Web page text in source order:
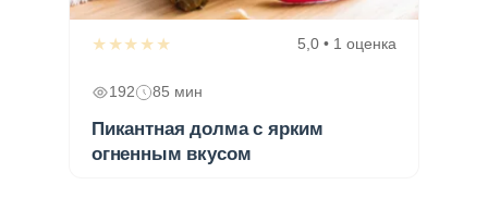
★★★★★ 5,0 • 1 оценка
192 85 мин
Пикантная долма с ярким
огненным вкусом